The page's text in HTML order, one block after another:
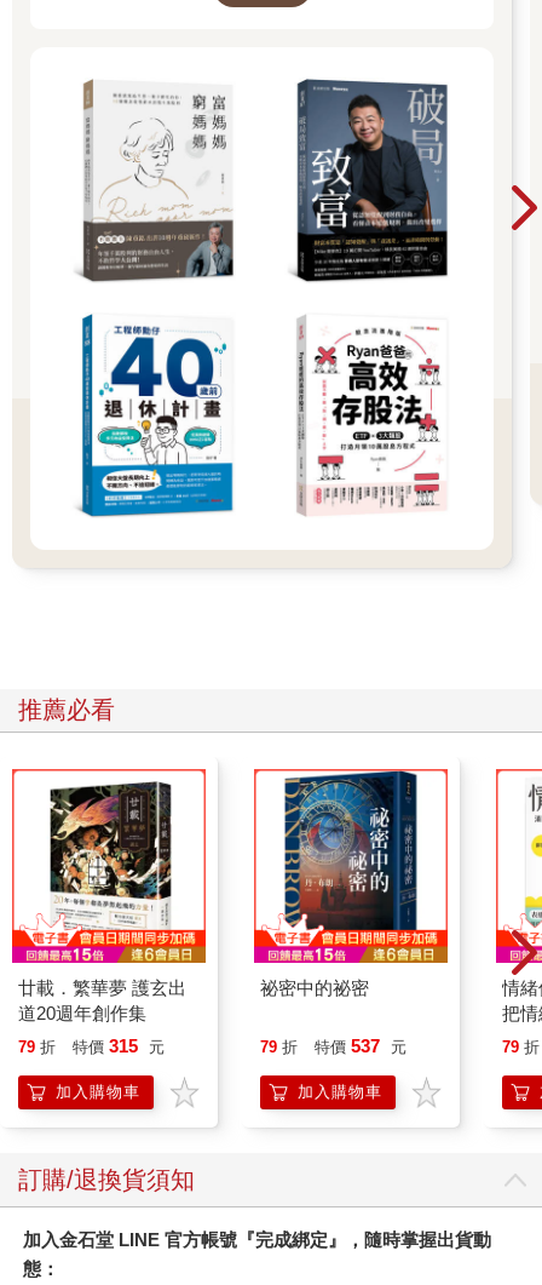
突飛猛進，人生也將從此不同。
以下是我們該捨棄的舊有預設想法。
一、「我」等於「我的想法」：
有時腦中會閃過可怕或感到羞恥的念頭，那些念頭不是事實，也
和真正的我們無關。
二、我的價值取決於成就：
成長的文化或家庭，也許在你心中灌輸了要追求某些價值的信
念，但自我價值，並不會因為你在這些方面的表現優劣而有所增
三、表現頂尖的人都是天生的：
無論與生俱來有哪些能力，都能提升至遠超過你想像的境界，主
要是透過努力、針對特定技能刻意練習，以及學習引導和控制自
己的渴望。
●獲勝的祕密
二○○九年的英國高爾夫公開賽堪稱傳奇。五十九歲的名人堂高爾
夫球選手湯姆．沃森看似即將打破史上最年長大滿貫冠軍的紀
錄，卻在比賽最後的第七十二洞打出高於標準桿一桿的成績，於
是進入四洞延長賽，對上一個意想不到的對手：從未贏過大滿貫
是感覺，還有恐懼。我們往往害怕的不是失敗本身，而是失敗的
感覺。
別人會怎麼想？出糗了怎麼辦？辛克沒有這些恐懼，至少比賽那
週沒有。他也談不上多有信心，因為他一直打得不是很好。有一
次比賽他揮桿甚至沒打到球，換作過去，這種情況可能會讓他感
到壓力或尷尬，但他只是聳聳肩，重新揮桿。但最後，辛克贏
那麼，辛克是怎麼做到的？他之所以能贏，主要是因為他對自己
能夠參賽心懷感激。他不怕因為球打得不好或簡單的推桿失手而
丟臉，也不害怕失敗的感覺。他擁抱比賽過程中的每個環節，甚
迷。看到湯姆那麼精采的表現真的很過癮。」辛克有著無所畏懼
的正能量，雖然他沒什麼信心，但他有共振。
表現這件事本身就內含著破壞共振狀態的風險。確切地說，競爭
的目的就是創造威脅，把我們推出舒適圈，提高挑戰並增加樂
趣。然而，當我們把焦點從任務本身轉移到充滿不確定性的最終
結果時，競爭的樂趣就消失了。
出四個獲勝的關鍵要素：
◎關鍵一：分享真心，而非小我
推薦必看
廿載．繁華夢 護玄出
道20週年創作集
79 折 特價 315 元
加入購物車
祕密中的祕密
79 折 特價 537 元
加入購物車
情
把
誰
79 折
訂購/退換貨須知
加入金石堂 LINE 官方帳號『完成綁定』，隨時掌握出貨動
態：